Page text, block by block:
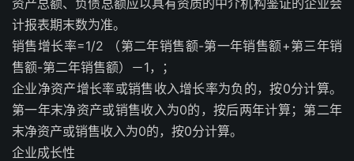
资产总额、负债总额应以具有资质的中介机构鉴证的企业会
计报表期末数为准。
销售增长率=1/2 （第二年销售额-第一年销售额+第三年销
售额-第二年销售额）－1，；
企业净资产增长率或销售收入增长率为负的，按0分计算。
第一年末净资产或销售收入为0的，按后两年计算；第二年
末净资产或销售收入为0的，按0分计算。
企业成长性